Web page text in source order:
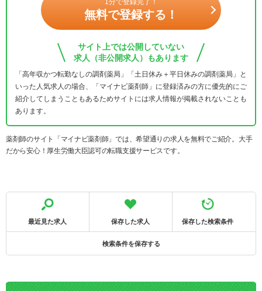
1分で登録完了！
無料で登録する！
サイト上では公開していない
求人（非公開求人）もあります
「高年収かつ転勤なしの調剤薬局」「土日休み＋平日休みの調剤薬局」と
いった人気求人の場合、「マイナビ薬剤師」に登録済みの方に優先的にご
紹介してしまうこともあるためサイトには求人情報が掲載されないことも
あります。
薬剤師のサイト「マイナビ薬剤師」では、希望通りの求人を無料でご紹介。大手
だから安心！厚生労働大臣認可の転職支援サービスです。
最近見た求人 保存した求人 保存した検索条件
検索条件を保存する